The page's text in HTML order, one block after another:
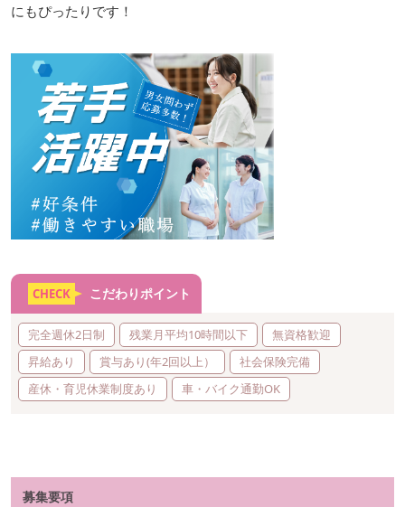
にもぴったりです！
CHECK こだわりポイント
完全週休2日制 残業月平均10時間以下
無資格歓迎
昇給あり
賞与あり(年2回以上）
社会保険完備
産休・育児休業制度あり
車・バイク通勤OK
募集要項